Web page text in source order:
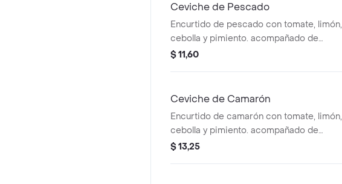
Ceviche de Pescado
Encurtido de pescado con tomate, limón,
cebolla y pimiento. acompañado de
chifles y aguacate.
$ 11,60
Ceviche de Camarón
Encurtido de camarón con tomate, limón,
cebolla y pimiento. acompañado de
chifles y aguacate.
$ 13,25